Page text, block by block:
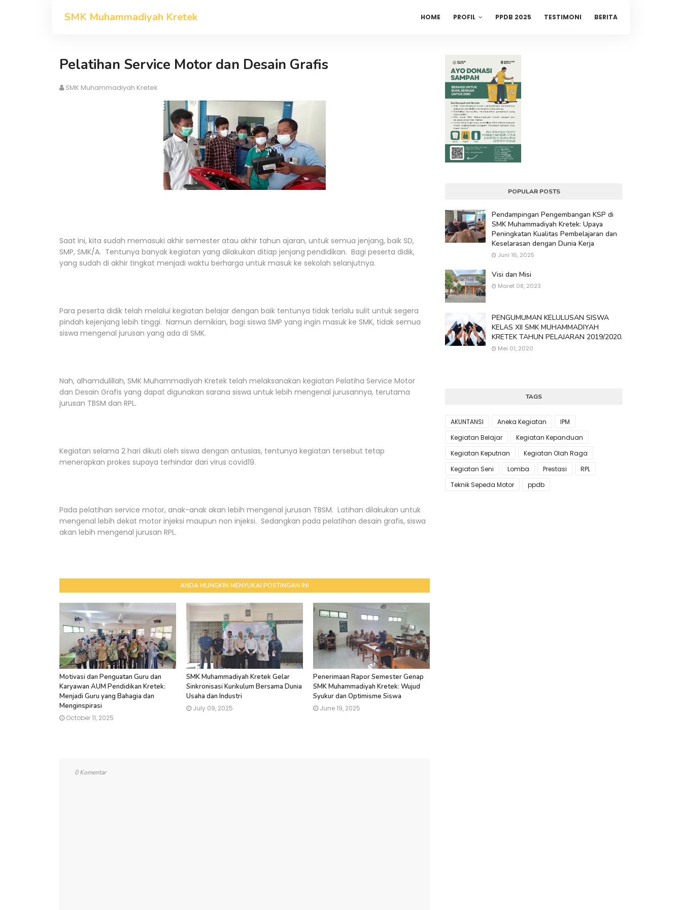
SMK Muhammadiyah Kretek HOME PROFIL PPDB 2025 TESTIMONI BERITA
Pelatihan Service Motor dan Desain Grafis
SMK Muhammadiyah Kretek
Saat ini, kita sudah memasuki akhir semester atau akhir tahun ajaran, untuk semua jenjang, baik SD,
SMP, SMK/A. Tentunya banyak kegiatan yang dilakukan ditiap jenjang pendidikan. Bagi peserta didik,
yang sudah di akhir tingkat menjadi waktu berharga untuk masuk ke sekolah selanjutnya.
Para peserta didik telah melalui kegiatan belajar dengan baik tentunya tidak terlalu sulit untuk segera
pindah kejenjang lebih tinggi. Namun demikian, bagi siswa SMP yang ingin masuk ke SMK, tidak semua
siswa mengenal jurusan yang ada di SMK.
Nah, alhamdulillah, SMK Muhammadiyah Kretek telah melaksanakan kegiatan Pelatiha Service Motor
dan Desain Grafis yang dapat digunakan sarana siswa untuk lebih mengenal jurusannya, terutama
jurusan TBSM dan RPL.
Kegiatan selama 2 hari dikuti oleh siswa dengan antusias, tentunya kegiatan tersebut tetap
menerapkan prokes supaya terhindar dari virus covid19.
Pada pelatihan service motor, anak-anak akan lebih mengenal jurusan TBSM. Latihan dilakukan untuk
mengenal lebih dekat motor injeksi maupun non injeksi. Sedangkan pada pelatihan desain grafis, siswa
akan lebih mengenal jurusan RPL.
ANDA MUNGKIN MENYUKAI POSTINGAN INI
Motivasi dan Penguatan Guru dan
Karyawan AUM Pendidikan Kretek:
Menjadi Guru yang Bahagia dan
Menginspirasi
October 11, 2025
SMK Muhammadiyah Kretek Gelar
Sinkronisasi Kurikulum Bersama Dunia
Usaha dan Industri
July 09, 2025
Penerimaan Rapor Semester Genap
SMK Muhammadiyah Kretek: Wujud
Syukur dan Optimisme Siswa
June 19, 2025
0 Komentar
POPULAR POSTS
Pendampingan Pengembangan KSP di
SMK Muhammadiyah Kretek: Upaya
Peningkatan Kualitas Pembelajaran dan
Keselarasan dengan Dunia Kerja
Juni 16, 2025
Visi dan Misi
Maret 08, 2023
PENGUMUMAN KELULUSAN SISWA
KELAS XII SMK MUHAMMADIYAH
KRETEK TAHUN PELAJARAN 2019/2020.
Mei 01, 2020
TAGS
AKUNTANSI Aneka Kegiatan
IPM
Kegiatan Belajar
Kegiatan Kepanduan
Kegiatan Keputrian
Kegiatan Olah Raga
Kegiatan Seni
Lomba Prestasi
RPL
Teknik Sepeda Motor
ppdb